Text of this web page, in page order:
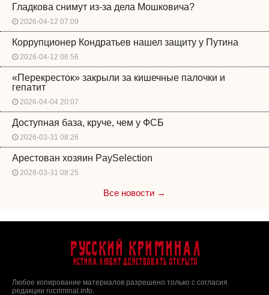
Гладкова снимут из-за дела Мошковича?
2026-04-12 07:09
Коррупционер Кондратьев нашел защиту у Путина
2026-04-12 06:56
«Перекресток» закрыли за кишечные палочки и
гепатит
2026-04-04 20:07
Доступная база, круче, чем у ФСБ
2026-03-31 08:26
Арестован хозяин PaySelection
2026-03-31 08:25
Все новости →
Русский Криминал
Истина любит действовать открыто
Любое копирование материалов разрешено только с согласия
редакции rucriminal.info.